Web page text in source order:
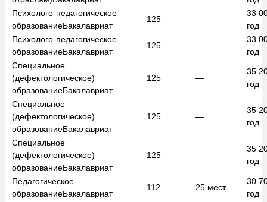
Психолого-педагогическое
образованиеБакалавриат
125 —
33
год
Психолого-педагогическое
образованиеБакалавриат
125 —
33
год
Специальное
(дефектологическое)
образованиеБакалавриат
125 —
35
год
Специальное
(дефектологическое)
образованиеБакалавриат
125 —
35
год
Специальное
(дефектологическое)
образованиеБакалавриат
125 —
35
год
Педагогическое
образованиеБакалавриат
112 25 мест
30
год